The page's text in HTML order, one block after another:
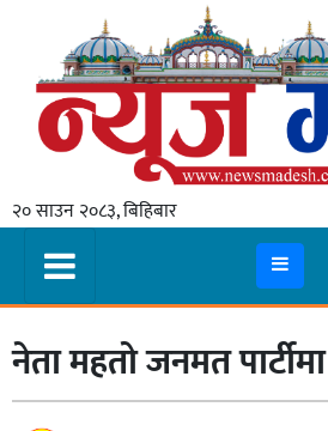
२० साउन २०८३, बिहिबार
गृहपृष्ठ
स्थानीय
प्रदेश
मधेश
प्रदेश
नेता महतो जनमत